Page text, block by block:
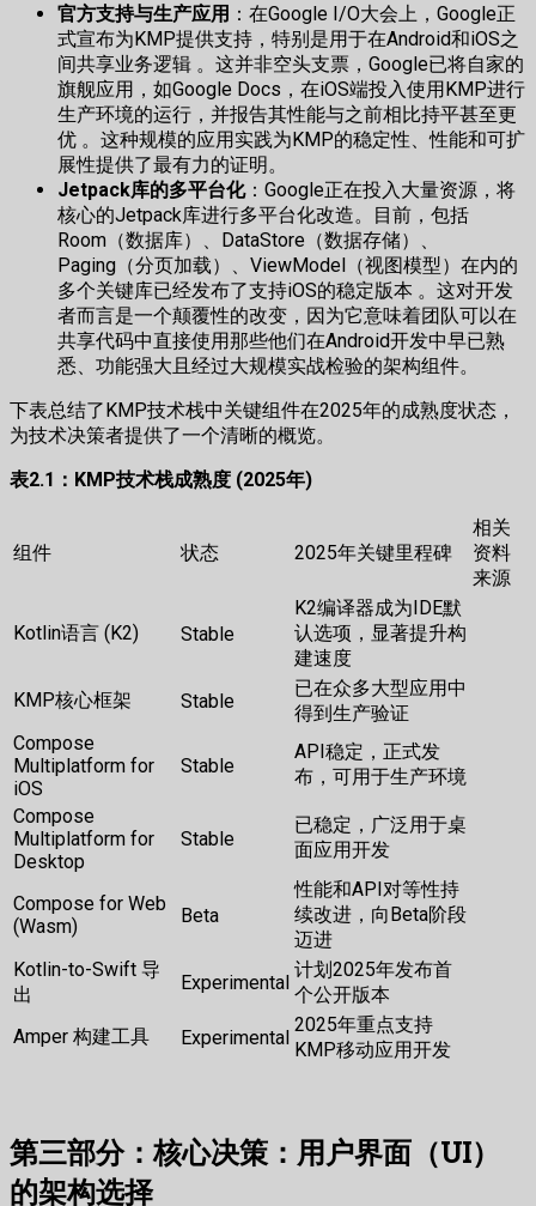
官方支持与生产应用 ：在Google I/O大会上，Google正
式宣布为KMP提供支持，特别是用于在Android和iOS之
间共享业务逻辑 。这并非空头支票，Google已将自家的
旗舰应用，如Google Docs，在iOS端投入使用KMP进行
生产环境的运行，并报告其性能与之前相比持平甚至更
优 。这种规模的应用实践为KMP的稳定性、性能和可扩
展性提供了最有力的证明。
Jetpack库的多平台化：Google正在投入大量资源，将
核心的Jetpack库进行多平台化改造。目前，包括
Room（数据库）、DataStore（数据存储）、
Paging（分页加载）、ViewModel（视图模型）在内的
多个关键库已经发布了支持iOS的稳定版本 。这对开发
者而言是一个颠覆性的改变，因为它意味着团队可以在
共享代码中直接使用那些他们在Android开发中早已熟
悉、功能强大且经过大规模实战检验的架构组件。
下表总结了KMP技术栈中关键组件在2025年的成熟度状态，
为技术决策者提供了一个清晰的概览。
表2.1：KMP技术栈成熟度 (2025年)
组件 状态 2025年关键里程碑
相关
资料
来源
Kotlin语言 (K2) Stable
K2编译器成为IDE默
认选项，显著提升构
建速度
KMP核心框架
Stable
已在众多大型应用中
得到生产验证
Compose
Multiplatform for
iOS
Stable
API稳定，正式发
布，可用于生产环境
Compose
Multiplatform for
Desktop
Stable
已稳定，广泛用于桌
面应用开发
Compose for Web
(Wasm)
Beta
性能和API对等性持
续改进，向Beta阶段
迈进
Kotlin-to-Swift 导
出
Experimental
计划2025年发布首
个公开版本
Amper 构建工具
Experimental
2025年重点支持
KMP移动应用开发
第三部分：核心决策：用户界面（UI）
的架构选择